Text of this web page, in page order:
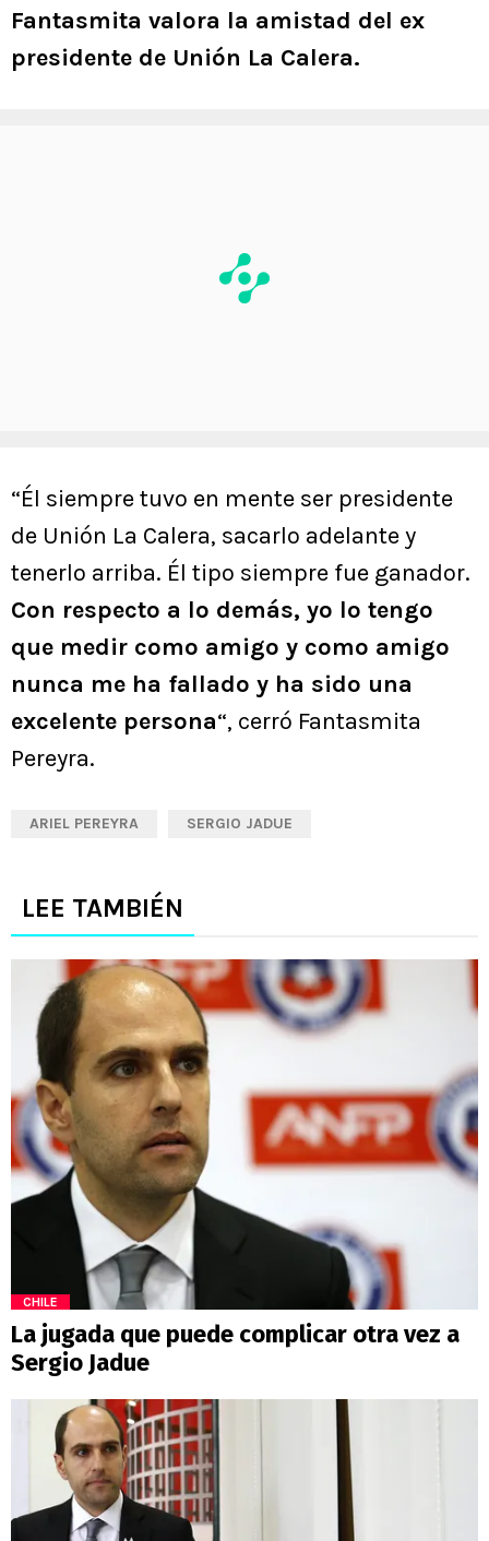
Fantasmita valora la amistad del ex
presidente de Unión La Calera.
“Él siempre tuvo en mente ser presidente
de Unión La Calera, sacarlo adelante y
tenerlo arriba. Él tipo siempre fue ganador.
Con respecto a lo demás, yo lo tengo
que medir como amigo y como amigo
nunca me ha fallado y ha sido una
excelente persona“, cerró Fantasmita
Pereyra.
ARIEL PEREYRA SERGIO JADUE
LEE TAMBIÉN
CHILE
La jugada que puede complicar otra vez a
Sergio Jadue